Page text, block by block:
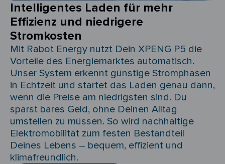
Intelligentes Laden für mehr
Effizienz und niedrigere
Stromkosten
Mit Rabot Energy nutzt Dein XPENG P5 die
Vorteile des Energiemarktes automatisch.
Unser System erkennt günstige Stromphasen
in Echtzeit und startet das Laden genau dann,
wenn die Preise am niedrigsten sind. Du
sparst bares Geld, ohne Deinen Alltag
umstellen zu müssen. So wird nachhaltige
Elektromobilität zum festen Bestandteil
Deines Lebens – bequem, effizient und
klimafreundlich.